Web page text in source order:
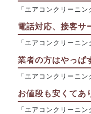
「エアコンクリーニ
電話対応、接客サ
「エアコンクリーニ
業者の方はやっぱ
「エアコンクリーニ
お値段も安くてあ
「エアコンクリーニ